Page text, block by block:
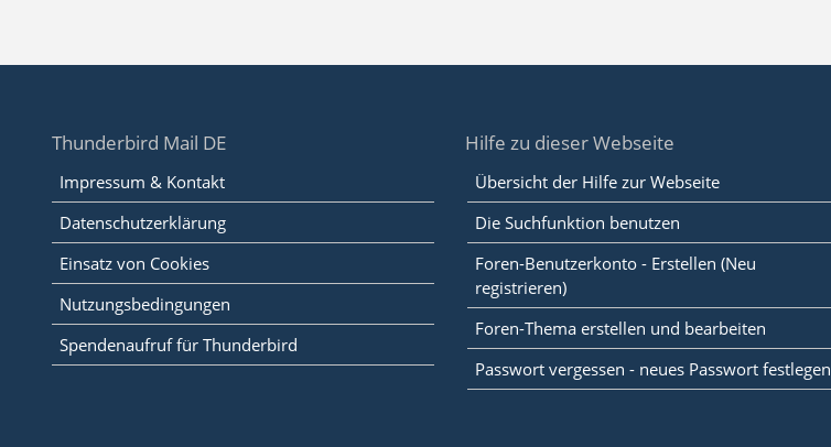
Thunderbird Mail DE
Impressum & Kontakt
Datenschutzerklärung
Einsatz von Cookies
Nutzungsbedingungen
Spendenaufruf für Thunderbird
Hilfe zu dieser Webseite
Übersicht der Hilfe zur Webseite
Die Suchfunktion benutzen
Foren-Benutzerkonto - Erstellen (Neu
registrieren)
Foren-Thema erstellen und bearbeiten
Passwort vergessen - neues Passwort festlegen